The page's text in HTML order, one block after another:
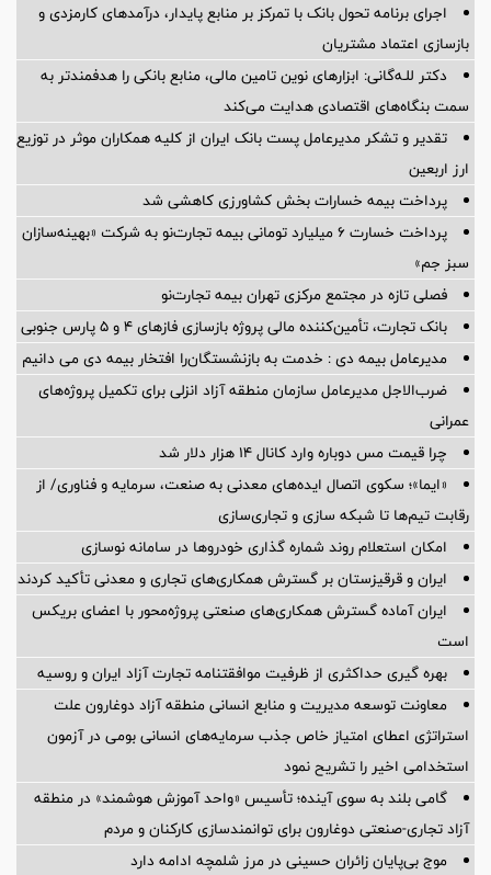
اجرای برنامه تحول بانک با تمرکز بر منابع پایدار، درآمدهای کارمزدی و
بازسازی اعتماد مشتریان
دکتر للـه‌گانی: ابزارهای نوین تامین مالی، منابع بانکی را هدفمندتر به
سمت بنگاه‌های اقتصادی هدایت می‌کند
تقدیر و تشکر مدیرعامل پست بانک ایران از کلیه همکاران موثر در توزیع
ارز اربعین
پرداخت بیمه خسارات بخش کشاورزی کاهشی شد
پرداخت خسارت ۶ میلیارد تومانی بیمه تجارت‌نو به شرکت «بهینه‌سازان
سبز جم»
فصلی تازه در مجتمع مرکزی تهران بیمه تجارت‌نو
بانک تجارت، تأمین‌کننده مالی پروژه بازسازی فازهای ۴ و ۵ پارس جنوبی
مدیرعامل بیمه دی : خدمت به بازنشستگان‌را افتخار بیمه دی می دانیم
ضرب‌الاجل مدیرعامل سازمان منطقه آزاد انزلی برای تكمیل پروژه‌های
عمرانی
چرا قیمت مس دوباره وارد کانال ۱۴ هزار دلار شد
«ایما»؛ سکوی اتصال ایده‌های معدنی به صنعت، سرمایه و فناوری/ از
رقابت تیم‌ها تا شبکه سازی و تجاری‌سازی
امکان استعلام روند شماره گذاری خودروها در سامانه نوسازی
ایران و قرقیزستان بر گسترش همکاری‌های تجاری و معدنی تأکید کردند
ایران آماده گسترش همکاری‌های صنعتی پروژه‌محور با اعضای بریکس
است
بهره گیری حداکثری از ظرفیت موافقتنامه تجارت آزاد ایران و روسیه
معاونت توسعه مدیریت و منابع انسانی منطقه آزاد دوغارون علت
استراتژی اعطای امتیاز خاص جذب سرمایه‌های انسانی بومی در آزمون
استخدامی اخیر را تشریح نمود
گامی بلند به سوی آینده؛ تأسیس «واحد آموزش هوشمند» در منطقه
آزاد تجاری-صنعتی دوغارون برای توانمندسازی کارکنان و مردم
موج بی‌پایان زائران حسینی در مرز شلمچه ادامه دارد